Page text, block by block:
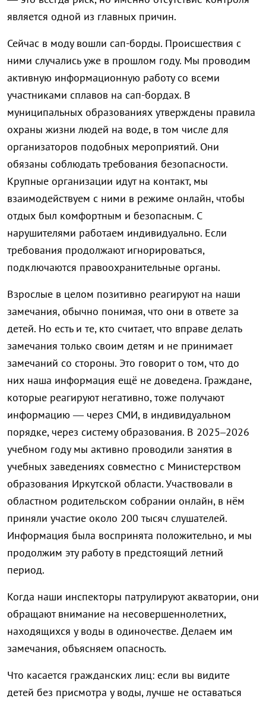
является одной из главных причин.
Сейчас в моду вошли сап-борды. Происшествия с
ними случались уже в прошлом году. Мы проводим
активную информационную работу со всеми
участниками сплавов на сап-бордах. В
муниципальных образованиях утверждены правила
охраны жизни людей на воде, в том числе для
организаторов подобных мероприятий. Они
обязаны соблюдать требования безопасности.
Крупные организации идут на контакт, мы
взаимодействуем с ними в режиме онлайн, чтобы
отдых был комфортным и безопасным. С
нарушителями работаем индивидуально. Если
требования продолжают игнорироваться,
подключаются правоохранительные органы.
Взрослые в целом позитивно реагируют на наши
замечания, обычно понимая, что они в ответе за
детей. Но есть и те, кто считает, что вправе делать
замечания только своим детям и не принимает
замечаний со стороны. Это говорит о том, что до
них наша информация ещё не доведена. Граждане,
которые реагируют негативно, тоже получают
информацию — через СМИ, в индивидуальном
порядке, через систему образования. В 2025–2026
учебном году мы активно проводили занятия в
учебных заведениях совместно с Министерством
образования Иркутской области. Участвовали в
областном родительском собрании онлайн, в нём
приняли участие около 200 тысяч слушателей.
Информация была воспринята положительно, и мы
продолжим эту работу в предстоящий летний
период.
Когда наши инспекторы патрулируют акватории, они
обращают внимание на несовершеннолетних,
находящихся у воды в одиночестве. Делаем им
замечания, объясняем опасность.
Что касается гражданских лиц: если вы видите
детей без присмотра у воды, лучше не оставаться